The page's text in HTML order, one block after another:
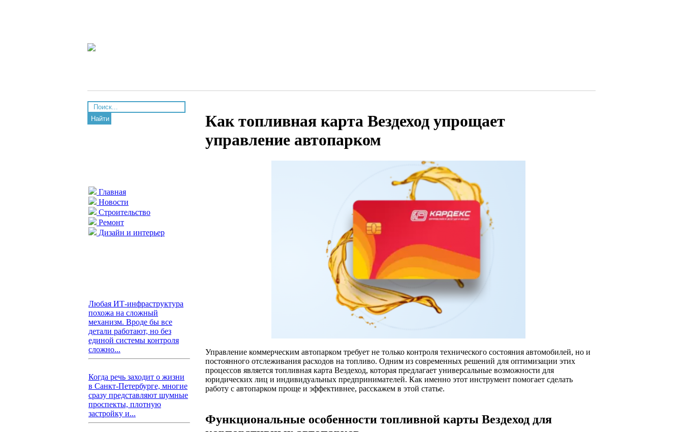
Найти
Главная
Новости
Строительство
Ремонт
Дизайн и интерьер
Любая ИТ-инфраструктура
похожа на сложный
механизм. Вроде бы все
детали работают, но без
единой системы контроля
сложно...
Когда речь заходит о жизни
в Санкт-Петербурге, многие
сразу представляют шумные
проспекты, плотную
застройку и...
Как топливная карта Вездеход упрощает
управление автопарком
Управление коммерческим автопарком требует не только контроля технического состояния автомобилей, но и
постоянного отслеживания расходов на топливо. Одним из современных решений для оптимизации этих
процессов является топливная карта Вездеход, которая предлагает универсальные возможности для
юридических лиц и индивидуальных предпринимателей. Как именно этот инструмент помогает сделать
работу с автопарком проще и эффективнее, расскажем в этой статье.
Функциональные особенности топливной карты Вездеход для